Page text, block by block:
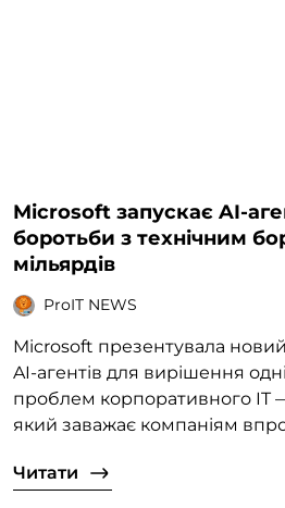
Microsoft запускає AI-
боротьби з технічним
мільярдів
ProIT NEWS
Microsoft презентувала
AI-агентів для вирішення
проблем корпоративного IT
який заважає компаніям
Читати